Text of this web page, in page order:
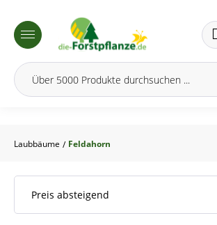
springen
Laubbäume / Feldahorn